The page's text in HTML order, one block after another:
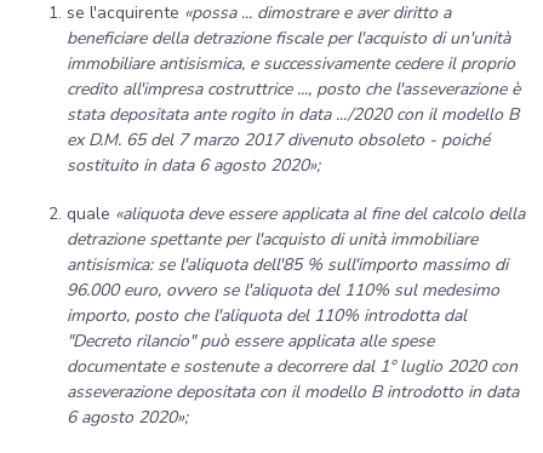
se l'acquirente «possa ... dimostrare e aver diritto a
beneficiare della detrazione fiscale per l'acquisto di un'unità
immobiliare antisismica, e successivamente cedere il proprio
credito all'impresa costruttrice ..., posto che l'asseverazione è
stata depositata ante rogito in data .../2020 con il modello B
ex D.M. 65 del 7 marzo 2017 divenuto obsoleto - poiché
sostituito in data 6 agosto 2020»;
quale «aliquota deve essere applicata al fine del calcolo della
detrazione spettante per l'acquisto di unità immobiliare
antisismica: se l'aliquota dell'85 % sull'importo massimo di
96.000 euro, ovvero se l'aliquota del 110% sul medesimo
importo, posto che l'aliquota del 110% introdotta dal
"Decreto rilancio" può essere applicata alle spese
documentate e sostenute a decorrere dal 1° luglio 2020 con
asseverazione depositata con il modello B introdotto in data
6 agosto 2020»;